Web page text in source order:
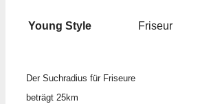
Young Style Friseur
Der Suchradius für Friseure
beträgt 25km